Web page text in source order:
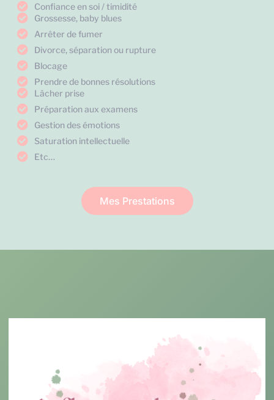
Confiance en soi / timidité
Grossesse, baby blues
Arrêter de fumer
Divorce, séparation ou rupture
Blocage
Prendre de bonnes résolutions
Lâcher prise
Préparation aux examens
Gestion des émotions
Saturation intellectuelle
Etc…
Mes Prestations